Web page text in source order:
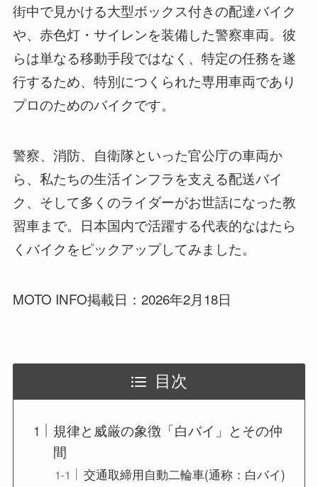
街中で見かける大型ボックス付きの配達バイク
や、赤色灯・サイレンを装備した警察車両。彼
らは単なる移動手段ではなく、特定の任務を遂
行するため、特別につくられた専用車両であり
プロのためのバイクです。
警察、消防、自衛隊といった官公庁の車両か
ら、私たちの生活インフラを支える配送バイ
ク、そして多くのライダーがお世話になった教
習車まで。日本国内で活躍する代表的なはたら
くバイクをピックアップしてみました。
MOTO INFO掲載日：2026年2月18日
目次
規律と威厳の象徴「白バイ」とその仲
間
交通取締用自動二輪車(通称：白バイ)